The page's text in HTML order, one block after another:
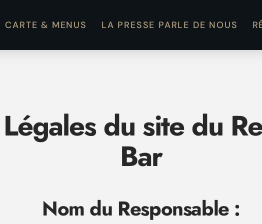
CARTE & MENUS LA PRESSE PARLE DE NOUS
du site du
Bar
Nom du Responsable :